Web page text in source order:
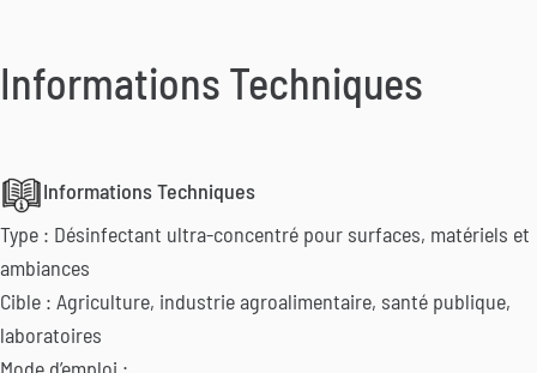
Informations Techniques
Informations Techniques
Type : Désinfectant ultra-concentré pour surfaces, matériels et
ambiances
Cible : Agriculture, industrie agroalimentaire, santé publique,
laboratoires